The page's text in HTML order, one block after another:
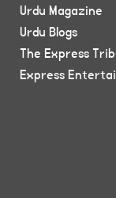
Urdu Magazine
Urdu Blogs
The Express
Express